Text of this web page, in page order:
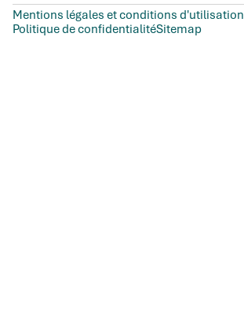
Mentions légales et conditions d'utilisation
Politique de confidentialitéSitemap